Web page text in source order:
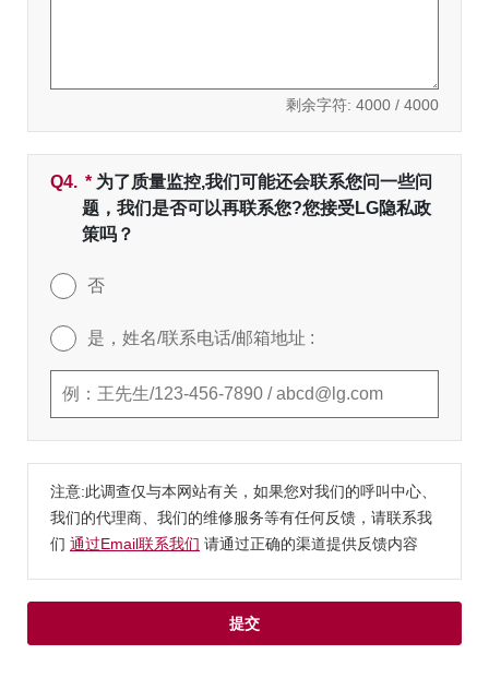
剩余字符: 4000 / 4000
Q4. * 必填字段
为了质量监控,我们可能还会联系您问一些问
题，我们是否可以再联系您?您接受LG隐私政
策吗？
否
是，姓名/联系电话/邮箱地址 :
注意:此调查仅与本网站有关，如果您对我们的呼叫中心、
我们的代理商、我们的维修服务等有任何反馈，请联系我
们 通过Email联系我们 请通过正确的渠道提供反馈内容
提交